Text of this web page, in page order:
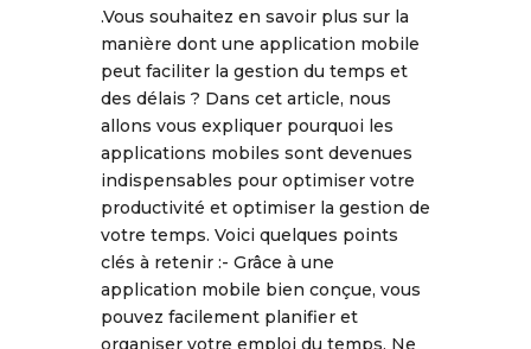
.Vous souhaitez en savoir plus sur la
manière dont une application mobile
peut faciliter la gestion du temps et
des délais ? Dans cet article, nous
allons vous expliquer pourquoi les
applications mobiles sont devenues
indispensables pour optimiser votre
productivité et optimiser la gestion de
votre temps. Voici quelques points
clés à retenir :- Grâce à une
application mobile bien conçue, vous
pouvez facilement planifier et
organiser votre emploi du temps. Ne